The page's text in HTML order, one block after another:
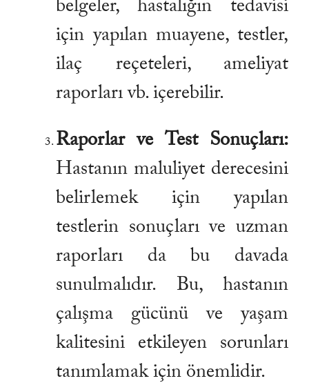
belgeler, hastalığın tedavisi
için yapılan muayene, testler,
ilaç reçeteleri, ameliyat
raporları vb. içerebilir.
Raporlar ve Test Sonuçları:
Hastanın maluliyet derecesini
belirlemek için yapılan
testlerin sonuçları ve uzman
raporları da bu davada
sunulmalıdır. Bu, hastanın
çalışma gücünü ve yaşam
kalitesini etkileyen sorunları
tanımlamak için önemlidir.